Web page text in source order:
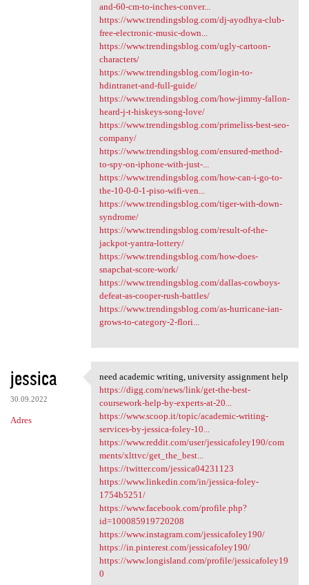
and-60-cm-to-inches-conver...
https://www.trendingsblog.com/dj-ayodhya-club-
free-electronic-music-down...
https://www.trendingsblog.com/ugly-cartoon-
characters/
https://www.trendingsblog.com/login-to-
hdintranet-and-full-guide/
https://www.trendingsblog.com/how-jimmy-fallon-
heard-j-t-hiskeys-song-love/
https://www.trendingsblog.com/primeliss-best-seo-
company/
https://www.trendingsblog.com/ensured-method-
to-spy-on-iphone-with-just-...
https://www.trendingsblog.com/how-can-i-go-to-
the-10-0-0-1-piso-wifi-ven...
https://www.trendingsblog.com/tiger-with-down-
syndrome/
https://www.trendingsblog.com/result-of-the-
jackpot-yantra-lottery/
https://www.trendingsblog.com/how-does-
snapchat-score-work/
https://www.trendingsblog.com/dallas-cowboys-
defeat-as-cooper-rush-battles/
https://www.trendingsblog.com/as-hurricane-ian-
grows-to-category-2-flori...
jessica
30.09.2022
Adres
need academic writing,
need academic writing, university assignment help
https://digg.com/news/link/get-the-best-
coursework-help-by-experts-at-20...
https://www.scoop.it/topic/academic-writing-
services-by-jessica-foley-10...
https://www.reddit.com/user/jessicafoley190/com
ments/xlttvc/get_the_best...
https://twitter.com/jessica04231123
https://www.linkedin.com/in/jessica-foley-
1754b5251/
https://www.facebook.com/profile.php?
id=100085919720208
https://www.instagram.com/jessicafoley190/
https://in.pinterest.com/jessicafoley190/
https://www.longisland.com/profile/jessicafoley19
0